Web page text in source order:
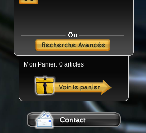
Mon Panier: 0 articles